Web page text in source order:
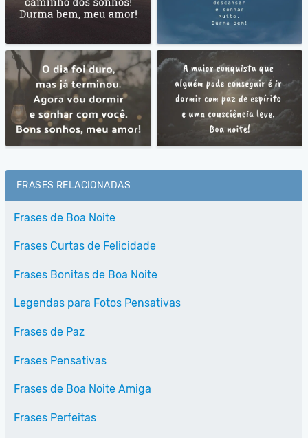
FRASES RELACIONADAS
Frases de Boa Noite
Frases Curtas de Felicidade
Frases Bonitas de Boa Noite
Legendas para Fotos Pensativas
Frases de Paz
Frases Pensativas
Frases de Boa Noite Amiga
Frases Perfeitas